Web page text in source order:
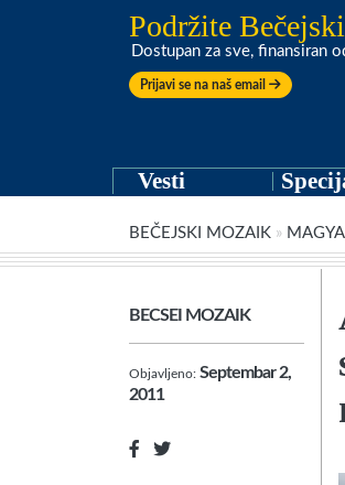
Podržite
Dostupan za sve, finansiran
Prijavi se na naš email
Vesti
BEČEJSKI MOZAIK »
BECSEI MOZAIK
Objavljeno: Septembar 2,
2011